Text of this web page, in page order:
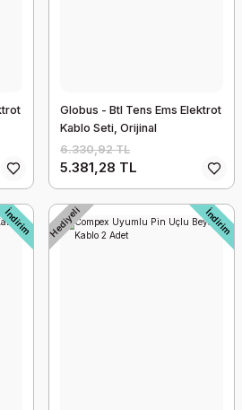
Globus - Btl Tens Ems Elektrot
Kablo Seti, Orijinal
6.330,92 TL
5.381,28 TL
İndirim Hediyeli İndirim